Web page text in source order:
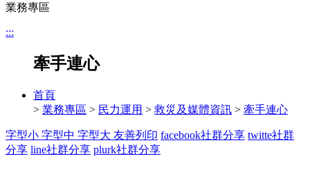
業務專區
:::
牽手連心
首頁
> 業務專區 > 民力運用 > 救災及媒體資訊 > 牽手連心
字型小 字型中 字型大 友善列印 facebook社群分享 twitte社群
分享 line社群分享 plurk社群分享